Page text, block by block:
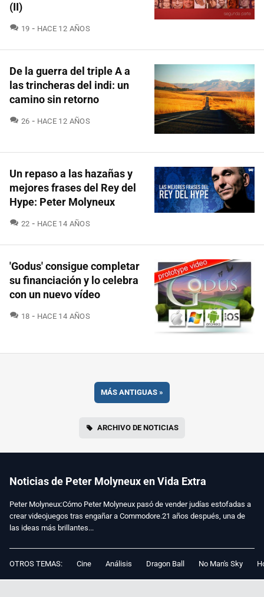
(II)
19 COMENTARIOS
HACE 12 AÑOS
De la guerra del triple A a
las trincheras del indi: un
camino sin retorno
26 COMENTARIOS
HACE 12 AÑOS
Un repaso a las hazañas y
mejores frases del Rey del
Hype: Peter Molyneux
22 COMENTARIOS
HACE 14 AÑOS
'Godus' consigue completar
su financiación y lo celebra
con un nuevo vídeo
18 COMENTARIOS
HACE 14 AÑOS
MÁS ANTIGUAS »
ARCHIVO DE NOTICIAS
Noticias de Peter Molyneux en Vida Extra
Peter Molyneux:Cómo Peter Molyneux pasó de vender judías estofadas a
crear videojuegos tras engañar a Commodore.21 años después, una de
las ideas más brillantes...
OTROS TEMAS: Cine Análisis Dragon Ball No Man's Sky